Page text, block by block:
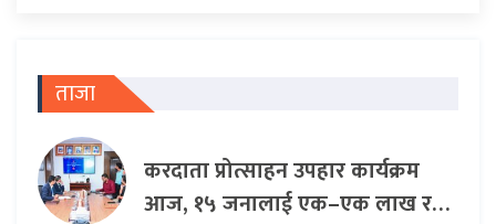
ताजा
करदाता प्रोत्साहन उपहार कार्यक्रम
आज, १५ जनालाई एक–एक लाख र…